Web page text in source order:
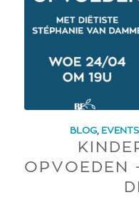
BLOG, EVENTS
OPVOEDEN